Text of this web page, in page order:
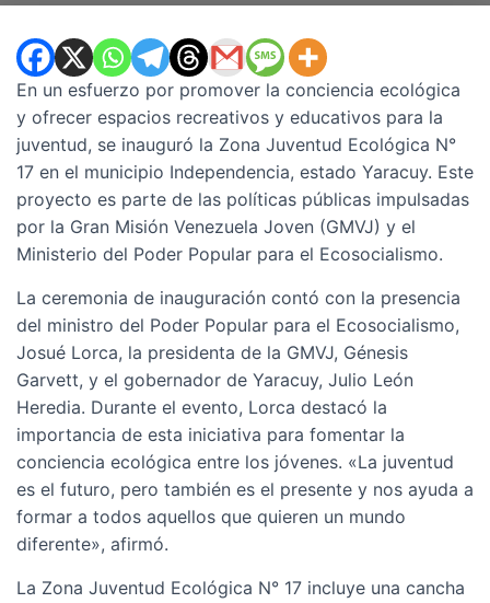
En un esfuerzo por promover la conciencia ecológica
y ofrecer espacios recreativos y educativos para la
juventud, se inauguró la Zona Juventud Ecológica N°
17 en el municipio Independencia, estado Yaracuy. Este
proyecto es parte de las políticas públicas impulsadas
por la Gran Misión Venezuela Joven (GMVJ) y el
Ministerio del Poder Popular para el Ecosocialismo.
La ceremonia de inauguración contó con la presencia
del ministro del Poder Popular para el Ecosocialismo,
Josué Lorca, la presidenta de la GMVJ, Génesis
Garvett, y el gobernador de Yaracuy, Julio León
Heredia. Durante el evento, Lorca destacó la
importancia de esta iniciativa para fomentar la
conciencia ecológica entre los jóvenes. «La juventud
es el futuro, pero también es el presente y nos ayuda a
formar a todos aquellos que quieren un mundo
diferente», afirmó.
La Zona Juventud Ecológica N° 17 incluye una cancha